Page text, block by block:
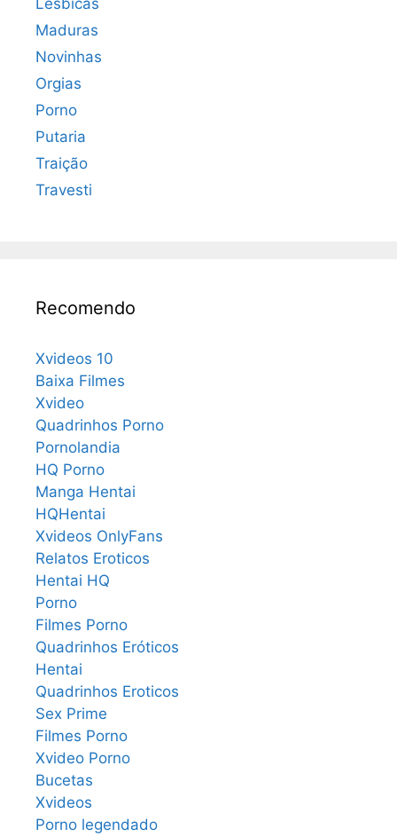
Lésbicas
Maduras
Novinhas
Orgias
Porno
Putaria
Traição
Travesti
Recomendo
Xvideos 10
Baixa Filmes
Xvideo
Quadrinhos Porno
Pornolandia
HQ Porno
Manga Hentai
HQHentai
Xvideos OnlyFans
Relatos Eroticos
Hentai HQ
Porno
Filmes Porno
Quadrinhos Eróticos
Hentai
Quadrinhos Eroticos
Sex Prime
Filmes Porno
Xvideo Porno
Bucetas
Xvideos
Porno legendado